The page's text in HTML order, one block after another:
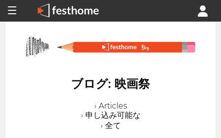
ブログ: 映画祭
› Articles
› 申し込み可能な
› 全て